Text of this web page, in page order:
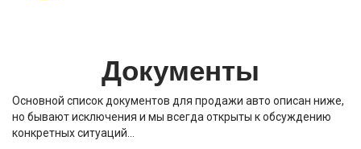
Документы
Основной список документов для продажи авто описан ниже,
но бывают исключения и мы всегда открыты к обсуждению
конкретных ситуаций…